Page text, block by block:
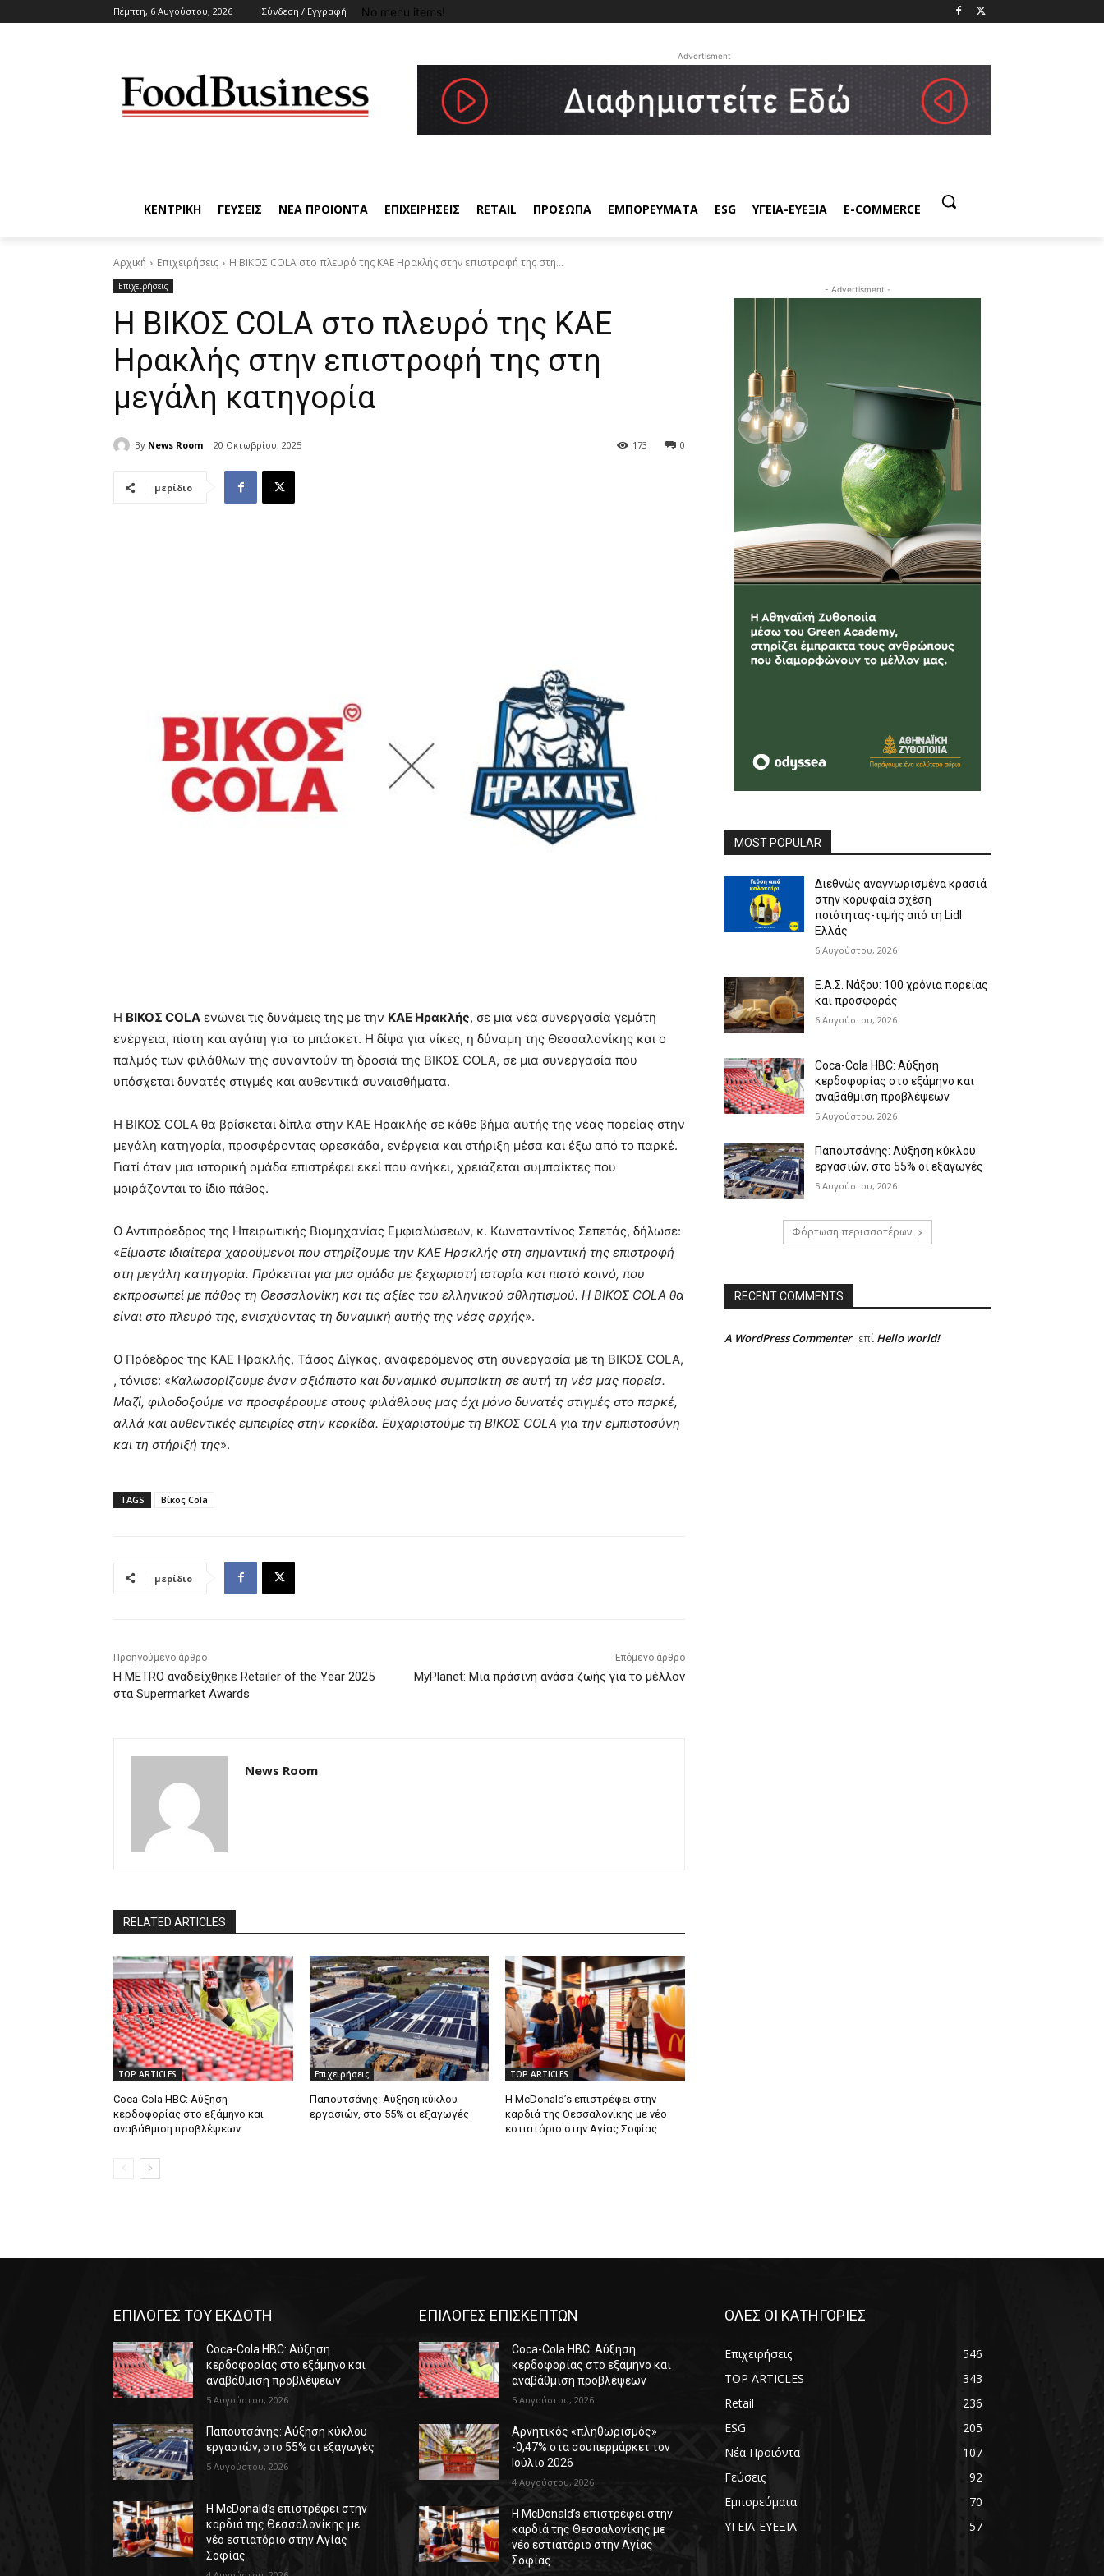
Πέμπτη, 6 Αυγούστου, 2026 Σύνδεση / Εγγραφή No menu items!
Advertisment
ΚΕΝΤΡΙΚΗ ΓΕΥΣΕΙΣ ΝΕΑ ΠΡΟΙΟΝΤΑ ΕΠΙΧΕΙΡΗΣΕΙΣ RETAIL ΠΡΟΣΩΠΑ ΕΜΠΟΡΕΥΜΑΤΑ ESG ΥΓΕΙΑ-ΕΥΕΞΙΑ E-COMMERCE
Αρχική Επιχειρήσεις Η ΒΙΚΟΣ COLA στο πλευρό της ΚΑΕ Ηρακλής στην επιστροφή της στη...
Επιχειρήσεις
Η ΒΙΚΟΣ COLA στο πλευρό της ΚΑΕ
Ηρακλής στην επιστροφή της στη
μεγάλη κατηγορία
By News Room 20 Οκτωβρίου, 2025 0
173
μερίδιο
Η ΒΙΚΟΣ COLA ενώνει τις δυνάμεις της με την ΚΑΕ Ηρακλής, σε μια νέα συνεργασία γεμάτη
ενέργεια, πίστη και αγάπη για το μπάσκετ. Η δίψα για νίκες, η δύναμη της Θεσσαλονίκης και ο
παλμός των φιλάθλων της συναντούν τη δροσιά της ΒΙΚΟΣ COLA, σε μια συνεργασία που
υπόσχεται δυνατές στιγμές και αυθεντικά συναισθήματα.
Η ΒΙΚΟΣ COLA θα βρίσκεται δίπλα στην ΚΑΕ Ηρακλής σε κάθε βήμα αυτής της νέας πορείας στην
μεγάλη κατηγορία, προσφέροντας φρεσκάδα, ενέργεια και στήριξη μέσα και έξω από το παρκέ.
Γιατί όταν μια ιστορική ομάδα επιστρέφει εκεί που ανήκει, χρειάζεται συμπαίκτες που
μοιράζονται το ίδιο πάθος.
Ο Αντιπρόεδρος της Ηπειρωτικής Βιομηχανίας Εμφιαλώσεων, κ. Κωνσταντίνος Σεπετάς, δήλωσε:
«Είμαστε ιδιαίτερα χαρούμενοι που στηρίζουμε την ΚΑΕ Ηρακλής στη σημαντική της επιστροφή
στη μεγάλη κατηγορία. Πρόκειται για μια ομάδα με ξεχωριστή ιστορία και πιστό κοινό, που
εκπροσωπεί με πάθος τη Θεσσαλονίκη και τις αξίες του ελληνικού αθλητισμού. Η ΒΙΚΟΣ COLA θα
είναι στο πλευρό της, ενισχύοντας τη δυναμική αυτής της νέας αρχής».
Ο Πρόεδρος της ΚΑΕ Ηρακλής, Τάσος Δίγκας, αναφερόμενος στη συνεργασία με τη ΒΙΚΟΣ COLA,
, τόνισε: «Καλωσορίζουμε έναν αξιόπιστο και δυναμικό συμπαίκτη σε αυτή τη νέα μας πορεία.
Μαζί, φιλοδοξούμε να προσφέρουμε στους φιλάθλους μας όχι μόνο δυνατές στιγμές στο παρκέ,
αλλά και αυθεντικές εμπειρίες στην κερκίδα. Ευχαριστούμε τη ΒΙΚΟΣ COLA για την εμπιστοσύνη
και τη στήριξή της».
TAGS Βίκος Cola
μερίδιο
Προηγούμενο άρθρο
Η METRO αναδείχθηκε Retailer of the Year 2025
στα Supermarket Awards
Επόμενο άρθρο
MyPlanet: Μια πράσινη ανάσα ζωής για το μέλλον
News Room
RELATED ARTICLES
TOP ARTICLES
Coca-Cola HBC: Αύξηση
κερδοφορίας στο εξάμηνο και
αναβάθμιση προβλέψεων
Επιχειρήσεις
Παπουτσάνης: Αύξηση κύκλου
εργασιών, στο 55% οι εξαγωγές
TOP ARTICLES
Η McDonald’s επιστρέφει στην
καρδιά της Θεσσαλονίκης με νέο
εστιατόριο στην Αγίας Σοφίας
- Advertisment -
MOST POPULAR
Διεθνώς αναγνωρισμένα κρασιά
στην κορυφαία σχέση
ποιότητας-τιμής από τη Lidl
Ελλάς
6 Αυγούστου, 2026
Ε.Α.Σ. Νάξου: 100 χρόνια πορείας
και προσφοράς
6 Αυγούστου, 2026
Coca-Cola HBC: Αύξηση
κερδοφορίας στο εξάμηνο και
αναβάθμιση προβλέψεων
5 Αυγούστου, 2026
Παπουτσάνης: Αύξηση κύκλου
εργασιών, στο 55% οι εξαγωγές
5 Αυγούστου, 2026
Φόρτωση περισσοτέρων
RECENT COMMENTS
A WordPress Commenter επί Hello world!
ΕΠΙΛΟΓΕΣ ΤΟΥ ΕΚΔΟΤΗ
Coca-Cola HBC: Αύξηση
κερδοφορίας στο εξάμηνο και
αναβάθμιση προβλέψεων
5 Αυγούστου, 2026
Παπουτσάνης: Αύξηση κύκλου
εργασιών, στο 55% οι εξαγωγές
5 Αυγούστου, 2026
Η McDonald’s επιστρέφει στην
καρδιά της Θεσσαλονίκης με
νέο εστιατόριο στην Αγίας
Σοφίας
ΕΠΙΛΟΓΕΣ ΕΠΙΣΚΕΠΤΩΝ
Coca-Cola HBC: Αύξηση
κερδοφορίας στο εξάμηνο και
αναβάθμιση προβλέψεων
5 Αυγούστου, 2026
Αρνητικός «πληθωρισμός»
-0,47% στα σουπερμάρκετ τον
Ιούλιο 2026
4 Αυγούστου, 2026
Η McDonald’s επιστρέφει στην
καρδιά της Θεσσαλονίκης με
νέο εστιατόριο στην Αγίας
Σοφίας
ΟΛΕΣ ΟΙ ΚΑΤΗΓΟΡΙΕΣ
Επιχειρήσεις
546
TOP ARTICLES
343
Retail
236
ESG
205
Νέα Προϊόντα
107
Γεύσεις
92
Εμπορεύματα
70
ΥΓΕΙΑ-ΕΥΕΞΙΑ
57